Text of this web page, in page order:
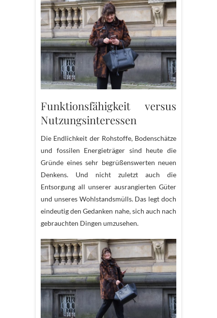
Funktionsfähigkeit versus
Nutzungsinteressen
Die Endlichkeit der Rohstoffe, Bodenschätze
und fossilen Energieträger sind heute die
Gründe eines sehr begrüßenswerten neuen
Denkens. Und nicht zuletzt auch die
Entsorgung all unserer ausrangierten Güter
und unseres Wohlstandsmülls. Das legt doch
eindeutig den Gedanken nahe, sich auch nach
gebrauchten Dingen umzusehen.